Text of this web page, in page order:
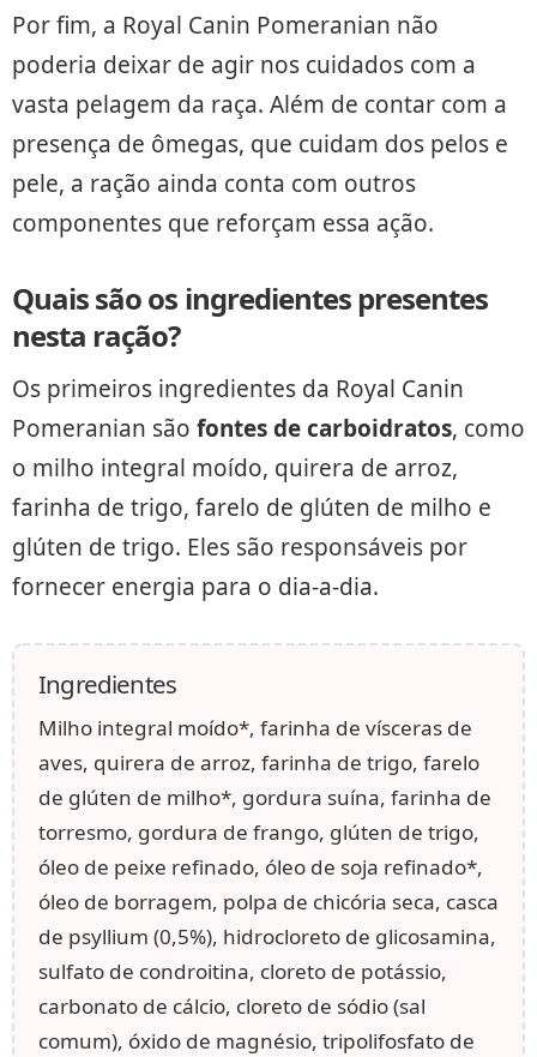
Por fim, a Royal Canin Pomeranian não
poderia deixar de agir nos cuidados com a
vasta pelagem da raça. Além de contar com a
presença de ômegas, que cuidam dos pelos e
pele, a ração ainda conta com outros
componentes que reforçam essa ação.
Quais são os ingredientes presentes
nesta ração?
Os primeiros ingredientes da Royal Canin
Pomeranian são fontes de carboidratos, como
o milho integral moído, quirera de arroz,
farinha de trigo, farelo de glúten de milho e
glúten de trigo. Eles são responsáveis por
fornecer energia para o dia-a-dia.
Ingredientes
Milho integral moído*, farinha de vísceras de
aves, quirera de arroz, farinha de trigo, farelo
de glúten de milho*, gordura suína, farinha de
torresmo, gordura de frango, glúten de trigo,
óleo de peixe refinado, óleo de soja refinado*,
óleo de borragem, polpa de chicória seca, casca
de psyllium (0,5%), hidrocloreto de glicosamina,
sulfato de condroitina, cloreto de potássio,
carbonato de cálcio, cloreto de sódio (sal
comum), óxido de magnésio, tripolifosfato de